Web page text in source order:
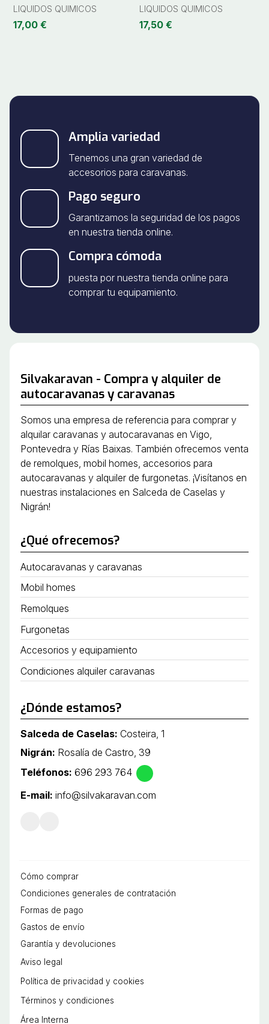
LIQUIDOS QUIMICOS
17,00 €
LIQUIDOS QUIMICOS
17,50 €
Amplia variedad
Tenemos una gran variedad de
accesorios para caravanas.
Pago seguro
Garantizamos la seguridad de los pagos
en nuestra tienda online.
Compra cómoda
puesta por nuestra tienda online para
comprar tu equipamiento.
Silvakaravan - Compra y alquiler de
autocaravanas y caravanas
Somos una empresa de referencia para comprar y
alquilar caravanas y autocaravanas en Vigo,
Pontevedra y Rías Baixas. También ofrecemos venta
de remolques, mobil homes, accesorios para
autocaravanas y alquiler de furgonetas. ¡Visítanos en
nuestras instalaciones en Salceda de Caselas y
Nigrán!
¿Qué ofrecemos?
Autocaravanas y caravanas
Mobil homes
Remolques
Furgonetas
Accesorios y equipamiento
Condiciones alquiler caravanas
¿Dónde estamos?
Salceda de Caselas: Costeira, 1
Nigrán: Rosalía de Castro, 39
Teléfonos: 696 293 764
E-mail: info@silvakaravan.com
Cómo comprar
Condiciones generales de contratación
Formas de pago
Gastos de envío
Garantía y devoluciones
Aviso legal
Política de privacidad y cookies
Términos y condiciones
Área Interna